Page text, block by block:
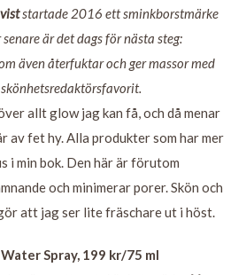
startade 2016 ett sminkborstmärke
senare är det dags för nästa steg:
även återfuktar och ger massor med
allt glow jag kan få, och då menar
av fet hy. Alla produkter som har mer
i min bok. Den här är förutom
och minimerar porer. Skön och
att jag ser lite fräschare ut i höst.
Spray, 199 kr/75 ml